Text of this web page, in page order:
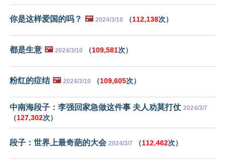
你是这样爱国的吗？ 🖼️ 2024/3/10 （112,138次）
都是生意 🖼️ 2024/3/10 （109,581次）
粉红的症结 🖼️ 2024/3/10 （109,605次）
中南海段子：李强回家急做这件事 夫人劝莫打仗 2024/3/7
（127,302次）
段子：世界上最奇葩的大会 2024/3/7 （112,462次）